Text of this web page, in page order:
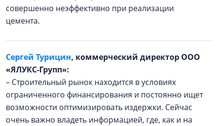
совершенно неэффективно при реализации
цемента.
Сергей Турицин, коммерческий директор ООО
«ЯЛУКС-Групп»:
– Строительный рынок находится в условиях
ограниченного финансирования и постоянно ищет
возможности оптимизировать издержки. Сейчас
очень важно владеть информацией, где, как и на